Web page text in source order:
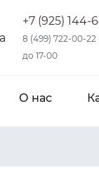
+7 (925) 144-
8 (499) 722-00-
до 17-00
О нас